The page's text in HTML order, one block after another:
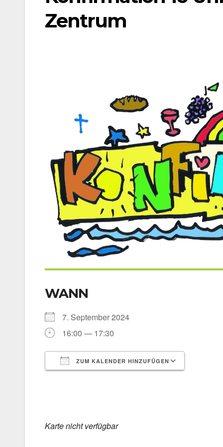
Zentrum
WANN
7. Sep­tem­ber 2024
16:00 — 17:30
ZUM KALENDER HINZUFÜGEN
Kar­te nicht ver­füg­bar